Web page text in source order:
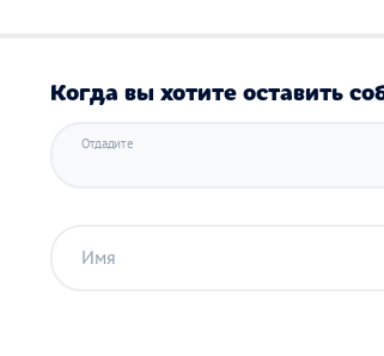
Когда вы хотите оставить
Отдадите
Имя